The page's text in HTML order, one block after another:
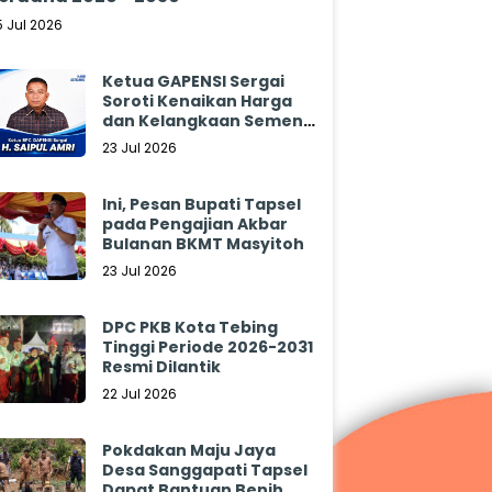
Jul 2026
Ketua GAPENSI Sergai
Soroti Kenaikan Harga
dan Kelangkaan Semen,
Minta Pemerintah
23 Jul 2026
Ini, Pesan Bupati Tapsel
pada Pengajian Akbar
Bulanan BKMT Masyitoh
23 Jul 2026
DPC PKB Kota Tebing
Tinggi Periode 2026-2031
Resmi Dilantik
22 Jul 2026
Pokdakan Maju Jaya
Desa Sanggapati Tapsel